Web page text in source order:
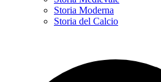
Storia Moderna
Storia del Calcio